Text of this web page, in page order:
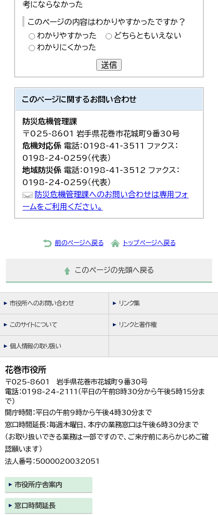
考にならなかった
このページの内容はわかりやすかったですか？
わかりやすかった
どちらともいえない
わかりにくかった
送信
このページに関するお問い合わせ
防災危機管理課
〒025-8601 岩手県花巻市花城町9番30号
危機対応係 電話：0198-41-3511 ファクス：
0198-24-0259（代表）
地域防災係 電話：0198-41-3512 ファクス：
0198-24-0259（代表）
防災危機管理課へのお問い合わせは専用フォ
ームをご利用ください。
前のページへ戻る トップページへ戻る
このページの先頭へ戻る
市役所へのお問い合わせ リンク集
このサイトについて リンクと著作権
個人情報の取り扱い
花巻市役所
〒025-8601 岩手県花巻市花城町9番30号
電話：0198-24-2111（平日の午前8時30分から午後5時15分ま
で）
開庁時間：平日の午前9時から午後4時30分まで
窓口時間延長：毎週木曜日、本庁の業務窓口は午後6時30分まで
（お取り扱いできる業務は一部ですので、ご来庁前にあらかじめご確
認願います）
法人番号：5000020032051
市役所庁舎案内
窓口時間延長